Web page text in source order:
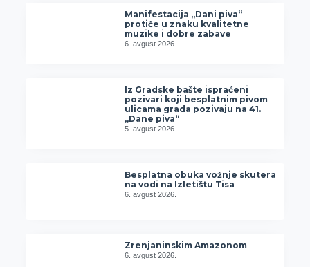
Manifestacija „Dani piva“
protiče u znaku kvalitetne
muzike i dobre zabave
6. avgust 2026.
Iz Gradske bašte ispraćeni
pozivari koji besplatnim pivom
ulicama grada pozivaju na 41.
„Dane piva“
5. avgust 2026.
Besplatna obuka vožnje skutera
na vodi na Izletištu Tisa
6. avgust 2026.
Zrenjaninskim Amazonom
6. avgust 2026.